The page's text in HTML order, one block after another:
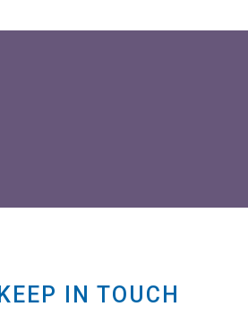
KEEP IN TOUCH